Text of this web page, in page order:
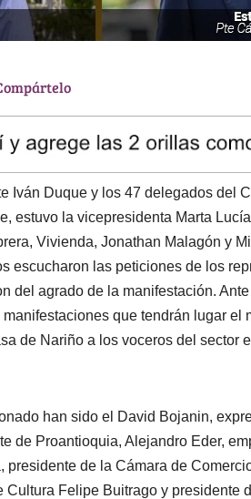
Iván Duque y los 47 delegados del
estuvo la vicepresidenta Marta
Vivienda, Jonathan Malagón y
escucharon las peticiones de los
del agrado de la manifestación.
que tendrán lugar el
de Nariño a los voceros del sector
han sido el David Bojanin,
de Proantioquia, Alejandro Eder,
presidente de la Cámara de
Cultura Felipe Buitrago y presidente